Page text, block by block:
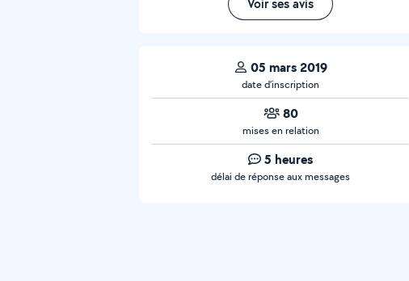
Voir ses avis
05 mars 2019
date d’inscription
80
mises en relation
5 heures
délai de réponse aux messages